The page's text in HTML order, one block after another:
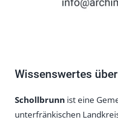
Wissenswertes
Schollbrunn ist eine
unterfränkischen